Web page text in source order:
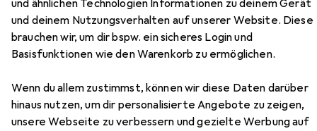
und ähnlichen Technologien Informationen zu deinem Gerät
und deinem Nutzungsverhalten auf unserer Website. Diese
brauchen wir, um dir bspw. ein sicheres Login und
Basisfunktionen wie den Warenkorb zu ermöglichen.
Wenn du allem zustimmst, können wir diese Daten darüber
hinaus nutzen, um dir personalisierte Angebote zu zeigen,
unsere Webseite zu verbessern und gezielte Werbung auf
Typ A (W)
USB-C
Zubehör für Vision USB-Adapter
USB-C (M) bis USB Typ A (W)